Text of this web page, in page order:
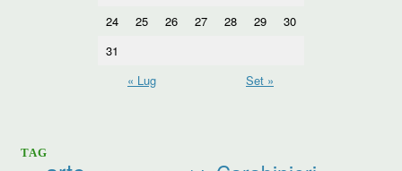
24
25 26 27 28 29
30
31
« Lug
Set »
TAG